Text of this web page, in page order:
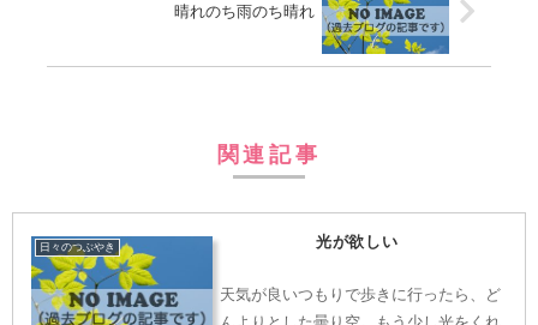
晴れのち雨のち晴れ
関連記事
日々のつぶやき 光が欲しい
天気が良いつもりで歩きに行ったら、ど